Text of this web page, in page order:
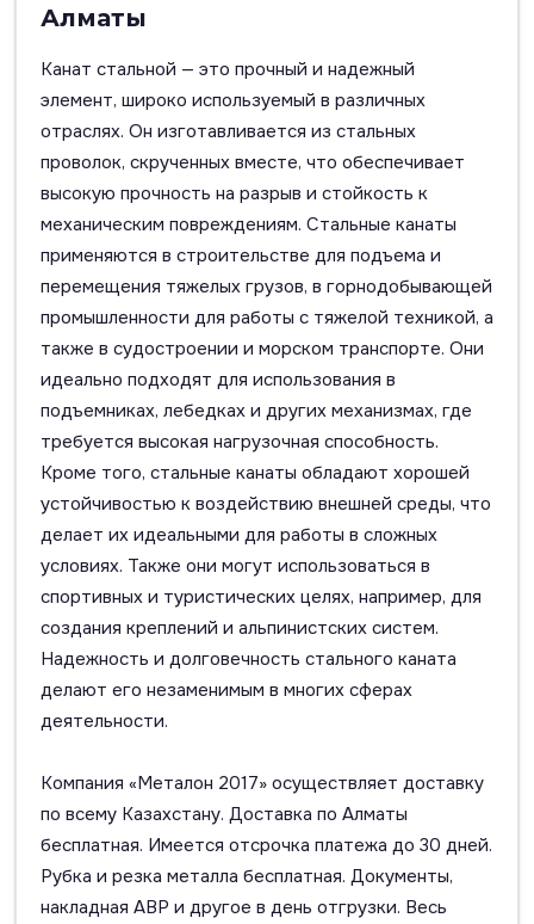
Алматы
Канат стальной — это прочный и надежный
элемент, широко используемый в различных
отраслях. Он изготавливается из стальных
проволок, скрученных вместе, что обеспечивает
высокую прочность на разрыв и стойкость к
механическим повреждениям. Стальные канаты
применяются в строительстве для подъема и
перемещения тяжелых грузов, в горнодобывающей
промышленности для работы с тяжелой техникой, а
также в судостроении и морском транспорте. Они
идеально подходят для использования в
подъемниках, лебедках и других механизмах, где
требуется высокая нагрузочная способность.
Кроме того, стальные канаты обладают хорошей
устойчивостью к воздействию внешней среды, что
делает их идеальными для работы в сложных
условиях. Также они могут использоваться в
спортивных и туристических целях, например, для
создания креплений и альпинистских систем.
Надежность и долговечность стального каната
делают его незаменимым в многих сферах
деятельности.
Компания «Металон 2017» осуществляет доставку
по всему Казахстану. Доставка по Алматы
бесплатная. Имеется отсрочка платежа до 30 дней.
Рубка и резка металла бесплатная. Документы,
накладная АВР и другое в день отгрузки. Весь